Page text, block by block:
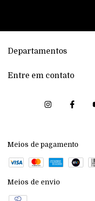
Departamentos
Entre em contato
Meios de pagamento
Meios de envio